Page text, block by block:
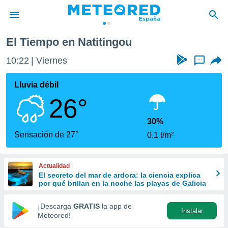
de
por
se
calidad.
a este
las
y
forma
digital
basada
El Tiempo en Natitingou
10:22 Viernes ...
Lluvia débil
26°
Sensación de 27°
30%
0.1 l/m²
Actualidad
El secreto del mar de ardora: la ciencia explica
por qué brillan en la noche las playas de Galicia
¡Descarga GRATIS la app de
Meteored!
Instalar